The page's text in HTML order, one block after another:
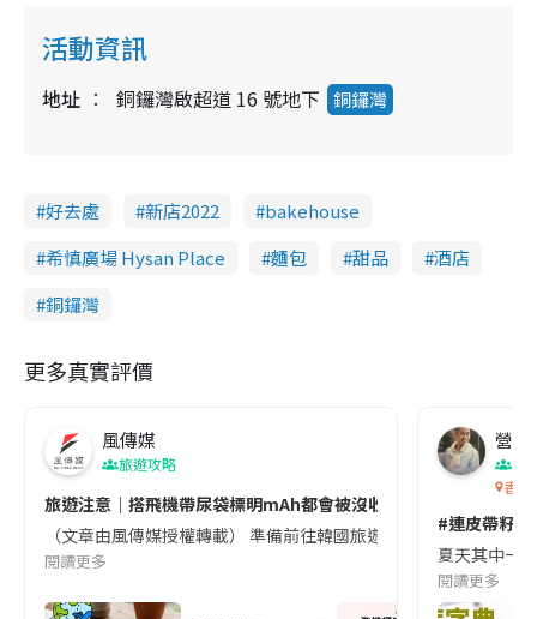
活動資訊
地址 銅鑼灣啟超道 16 號地下 銅鑼灣
好去處 新店2022
bakehouse
希慎廣場 Hysan Place
麵包 甜品
酒店
銅鑼灣
更多真實評價
風傳媒
旅遊攻略
旅遊注意｜搭飛機帶尿袋標明mAh都會被沒收😱出發前切記檢查
（文章由風傳媒授權轉載） 準備前往韓國旅遊的民眾，近期要
閱讀更多
營養
香港
#連皮帶籽
夏天其中一
閱讀更多